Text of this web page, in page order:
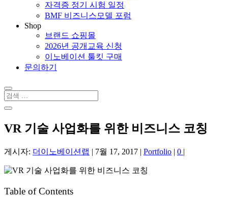
자격증 정기 시험 일정
BMF 비즈니스모델 포럼
Shop
브랜드 쇼핑몰
2026년 공개교육 신청
이노베이션 툴킷 구매
문의하기
VR 기술 사업화를 위한 비즈니스 코칭
게시자: 더이노베이션랩 | 7월 17, 2017 | Portfolio | 0 |
Table of Contents